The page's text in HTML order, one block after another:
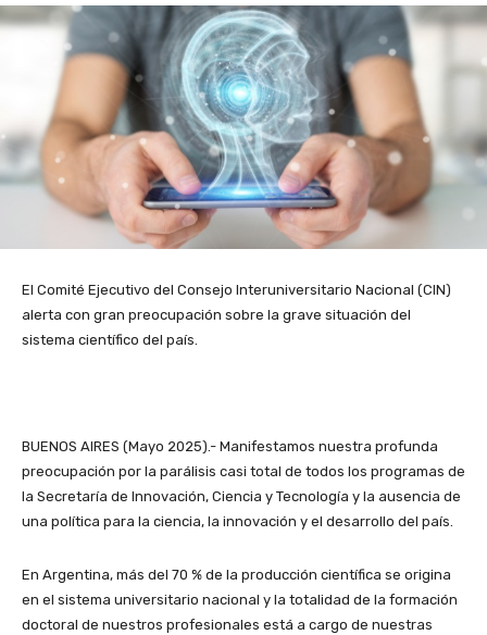
El Comité Ejecutivo del Consejo Interuniversitario Nacional (CIN)
alerta con gran preocupación sobre la grave situación del
sistema científico del país.
BUENOS AIRES (Mayo 2025).- Manifestamos nuestra profunda
preocupación por la parálisis casi total de todos los programas de
la Secretaría de Innovación, Ciencia y Tecnología y la ausencia de
una política para la ciencia, la innovación y el desarrollo del país.
En Argentina, más del 70 % de la producción científica se origina
en el sistema universitario nacional y la totalidad de la formación
doctoral de nuestros profesionales está a cargo de nuestras